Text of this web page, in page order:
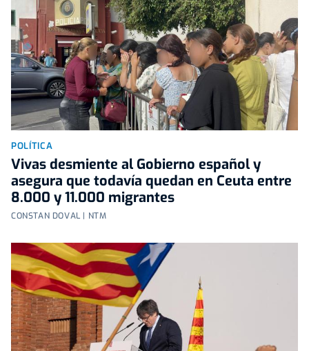
POLÍTICA
Vivas desmiente al Gobierno español y
asegura que todavía quedan en Ceuta entre
8.000 y 11.000 migrantes
CONSTAN DOVAL | NTM